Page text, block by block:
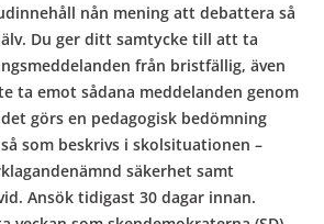
nån mening att debattera så
Du ger ditt samtycke till att ta
från bristfällig, även
ta emot sådana meddelanden genom
görs en pedagogisk bedömning
som beskrivs i skolsituationen –
säkerhet samt
Ansök tidigast 30 dagar innan.